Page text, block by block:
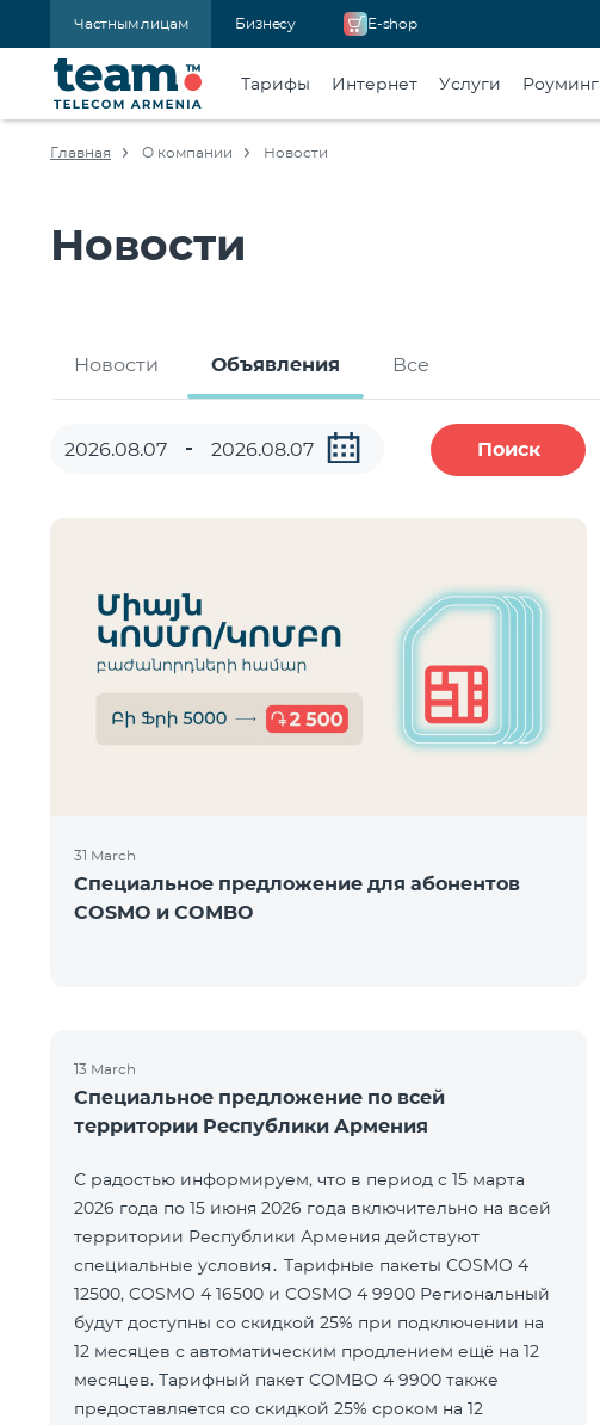
Частным лицам Бизнесу E-shop
Тарифы Интернет Услуги Роуминг
Главная О компании Новости
Новости
Новости Объявления Все
Поиск
31 March
Специальное предложение для абонентов
COSMO и COMBO
13 March
Специальное предложение по всей
территории Республики Армения
С радостью информируем, что в период с 15 марта
2026 года по 15 июня 2026 года включительно на всей
территории Республики Армения действуют
специальные условия․ Тарифные пакеты COSMO 4
12500, COSMO 4 16500 и COSMO 4 9900 Региональный
будут доступны со скидкой 25% при подключении на
12 месяцев с автоматическим продлением ещё на 12
месяцев. Тарифный пакет COMBO 4 9900 также
предоставляется со скидкой 25% сроком на 12